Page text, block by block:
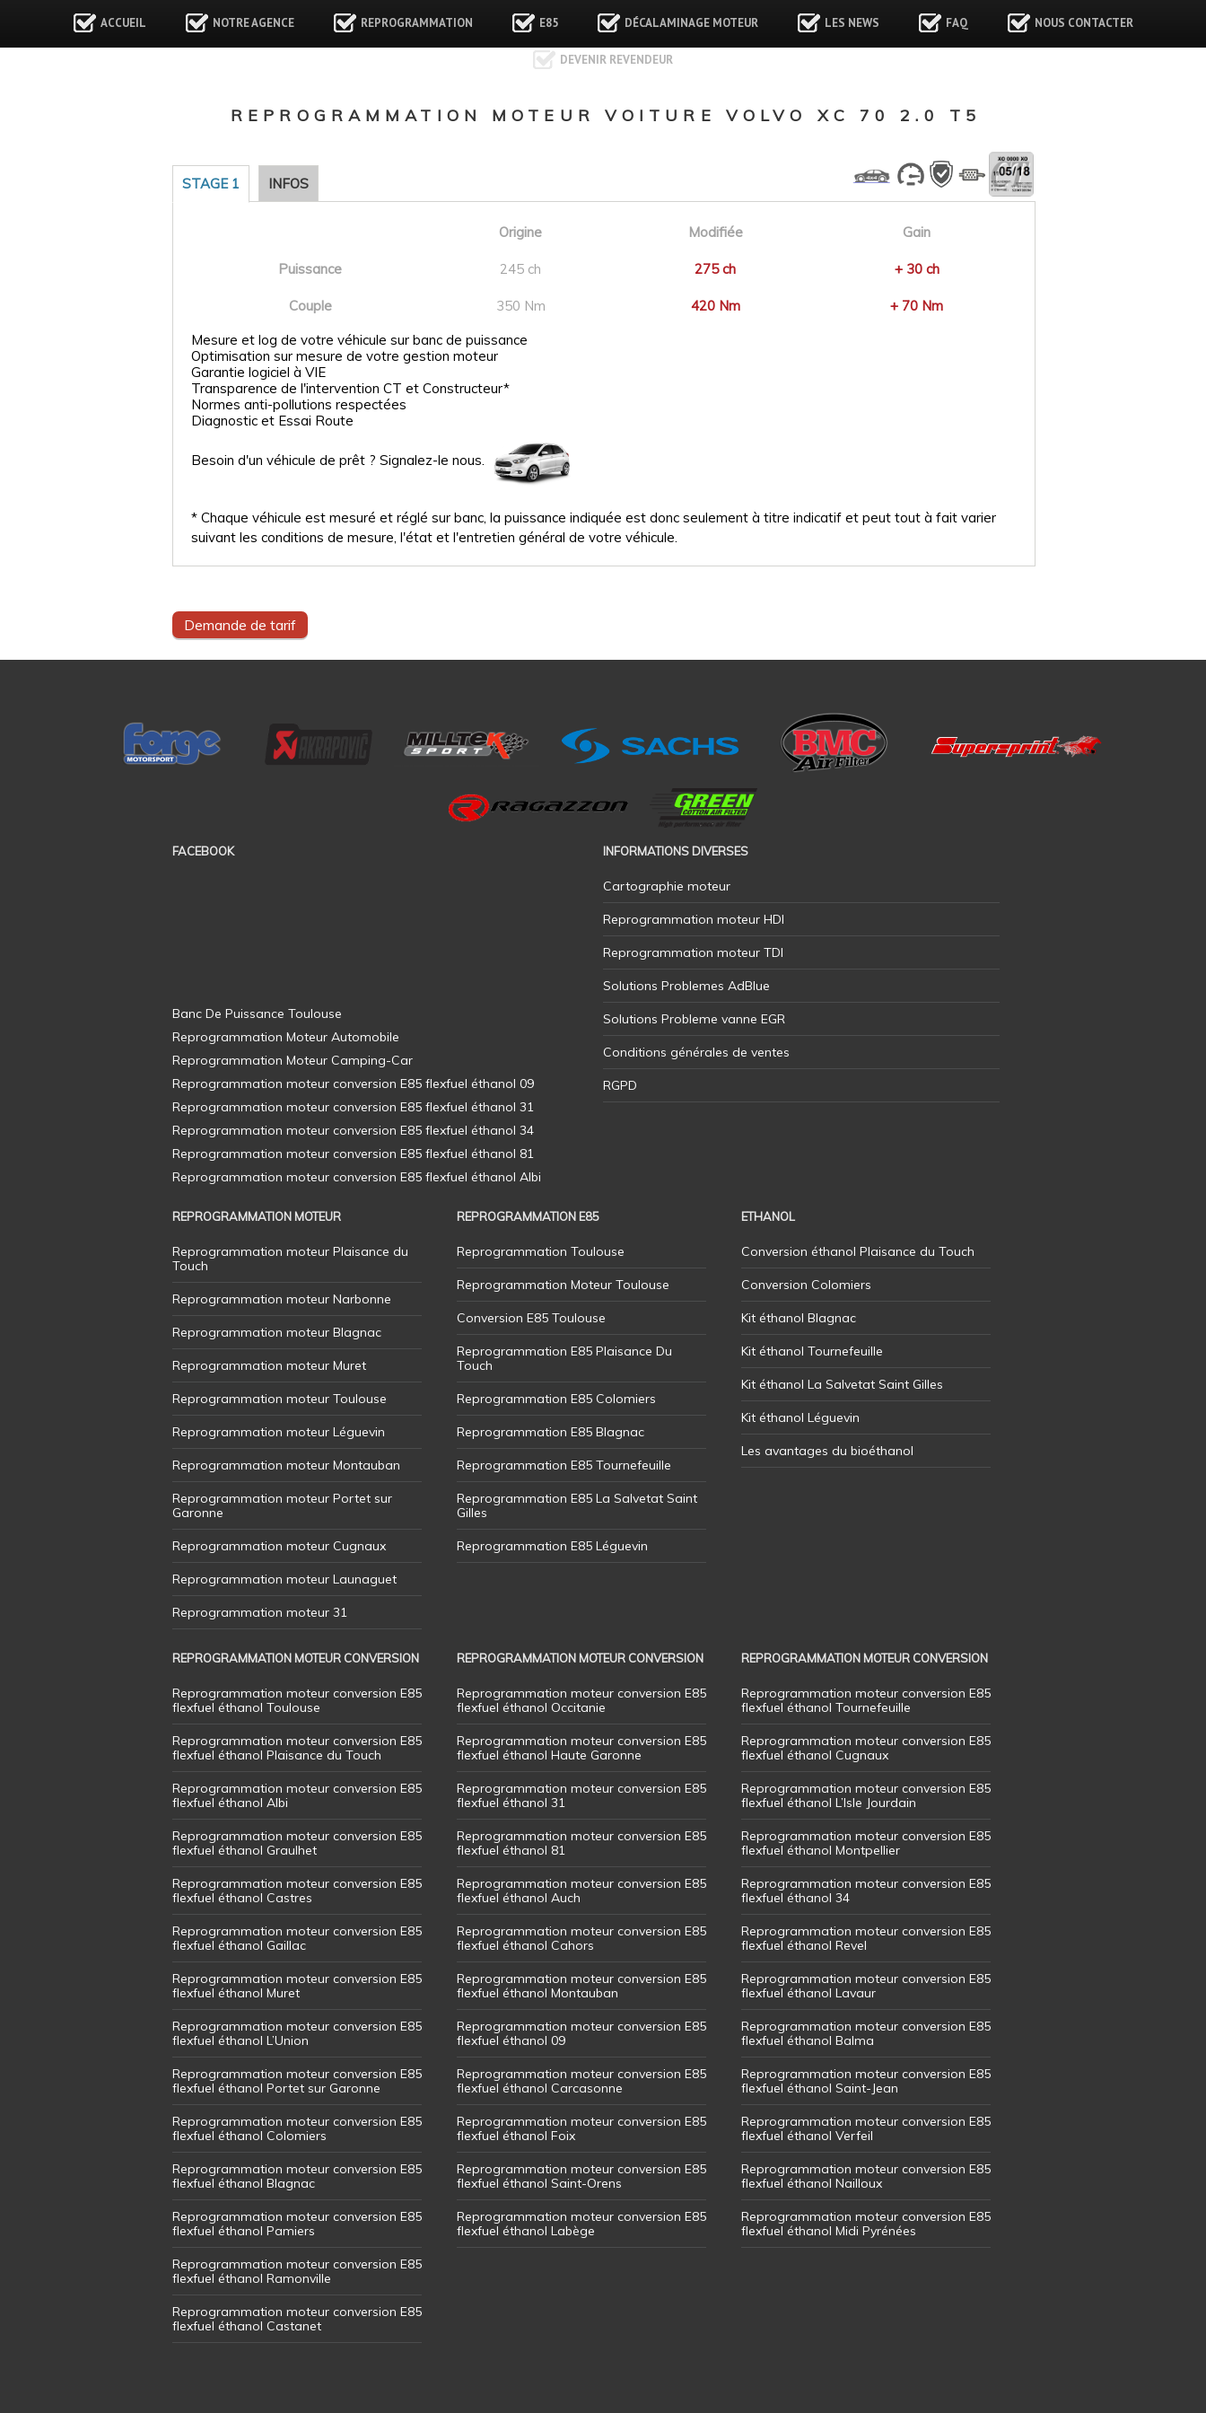
ACCUEIL NOTRE AGENCE REPROGRAMMATION E85 DÉCALAMINAGE MOTEUR LES NEWS FAQ NOUS CONTACTER
DEVENIR REVENDEUR
REPROGRAMMATION MOTEUR VOITURE VOLVO XC 70 2.0 T5
STAGE 1 INFOS
Origine Modifiée Gain
Puissance 245 ch 275 ch + 30 ch
Couple 350 Nm 420 Nm
+ 70 Nm
Mesure et log de votre véhicule sur banc de puissance
Optimisation sur mesure de votre gestion moteur
Garantie logiciel à VIE
Transparence de l'intervention CT et Constructeur*
Normes anti-pollutions respectées
Diagnostic et Essai Route
Besoin d'un véhicule de prêt ? Signalez-le nous.
* Chaque véhicule est mesuré et réglé sur banc, la puissance indiquée est donc seulement à titre indicatif et peut tout à fait varier
suivant les conditions de mesure, l'état et l'entretien général de votre véhicule.
Demande de tarif
FACEBOOK INFORMATIONS DIVERSES
Cartographie moteur
Reprogrammation moteur HDI
Reprogrammation moteur TDI
Solutions Problemes AdBlue
Solutions Probleme vanne EGR
Conditions générales de ventes
RGPD
REPROGRAMMATION MOTEUR
Reprogrammation moteur Plaisance du
Touch
Reprogrammation moteur Narbonne
Reprogrammation moteur Blagnac
Reprogrammation moteur Muret
Reprogrammation moteur Toulouse
Reprogrammation moteur Léguevin
Reprogrammation moteur Montauban
Reprogrammation moteur Portet sur
Garonne
Reprogrammation moteur Cugnaux
Reprogrammation moteur Launaguet
Reprogrammation moteur 31
REPROGRAMMATION E85
Reprogrammation Toulouse
Reprogrammation Moteur Toulouse
Conversion E85 Toulouse
Reprogrammation E85 Plaisance Du
Touch
Reprogrammation E85 Colomiers
Reprogrammation E85 Blagnac
Reprogrammation E85 Tournefeuille
Reprogrammation E85 La Salvetat Saint
Gilles
Reprogrammation E85 Léguevin
ETHANOL
Conversion éthanol Plaisance du Touch
Conversion Colomiers
Kit éthanol Blagnac
Kit éthanol Tournefeuille
Kit éthanol La Salvetat Saint Gilles
Kit éthanol Léguevin
Les avantages du bioéthanol
REPROGRAMMATION MOTEUR CONVERSION
Reprogrammation moteur conversion E85
flexfuel éthanol Toulouse
Reprogrammation moteur conversion E85
flexfuel éthanol Plaisance du Touch
Reprogrammation moteur conversion E85
flexfuel éthanol Albi
Reprogrammation moteur conversion E85
flexfuel éthanol Graulhet
Reprogrammation moteur conversion E85
flexfuel éthanol Castres
Reprogrammation moteur conversion E85
flexfuel éthanol Gaillac
Reprogrammation moteur conversion E85
flexfuel éthanol Muret
Reprogrammation moteur conversion E85
flexfuel éthanol L’Union
Reprogrammation moteur conversion E85
flexfuel éthanol Portet sur Garonne
Reprogrammation moteur conversion E85
flexfuel éthanol Colomiers
Reprogrammation moteur conversion E85
flexfuel éthanol Blagnac
Reprogrammation moteur conversion E85
flexfuel éthanol Pamiers
Reprogrammation moteur conversion E85
flexfuel éthanol Ramonville
Reprogrammation moteur conversion E85
flexfuel éthanol Castanet
REPROGRAMMATION MOTEUR CONVERSION
Reprogrammation moteur conversion E85
flexfuel éthanol Occitanie
Reprogrammation moteur conversion E85
flexfuel éthanol Haute Garonne
Reprogrammation moteur conversion E85
flexfuel éthanol 31
Reprogrammation moteur conversion E85
flexfuel éthanol 81
Reprogrammation moteur conversion E85
flexfuel éthanol Auch
Reprogrammation moteur conversion E85
flexfuel éthanol Cahors
Reprogrammation moteur conversion E85
flexfuel éthanol Montauban
Reprogrammation moteur conversion E85
flexfuel éthanol 09
Reprogrammation moteur conversion E85
flexfuel éthanol Carcasonne
Reprogrammation moteur conversion E85
flexfuel éthanol Foix
Reprogrammation moteur conversion E85
flexfuel éthanol Saint-Orens
Reprogrammation moteur conversion E85
flexfuel éthanol Labège
REPROGRAMMATION MOTEUR CONVERSION
Reprogrammation moteur conversion E85
flexfuel éthanol Tournefeuille
Reprogrammation moteur conversion E85
flexfuel éthanol Cugnaux
Reprogrammation moteur conversion E85
flexfuel éthanol L’Isle Jourdain
Reprogrammation moteur conversion E85
flexfuel éthanol Montpellier
Reprogrammation moteur conversion E85
flexfuel éthanol 34
Reprogrammation moteur conversion E85
flexfuel éthanol Revel
Reprogrammation moteur conversion E85
flexfuel éthanol Lavaur
Reprogrammation moteur conversion E85
flexfuel éthanol Balma
Reprogrammation moteur conversion E85
flexfuel éthanol Saint-Jean
Reprogrammation moteur conversion E85
flexfuel éthanol Verfeil
Reprogrammation moteur conversion E85
flexfuel éthanol Nailloux
Reprogrammation moteur conversion E85
flexfuel éthanol Midi Pyrénées
Banc De Puissance Toulouse
Reprogrammation Moteur Automobile
Reprogrammation Moteur Camping-Car
Reprogrammation moteur conversion E85 flexfuel éthanol 09
Reprogrammation moteur conversion E85 flexfuel éthanol 31
Reprogrammation moteur conversion E85 flexfuel éthanol 34
Reprogrammation moteur conversion E85 flexfuel éthanol 81
Reprogrammation moteur conversion E85 flexfuel éthanol Albi